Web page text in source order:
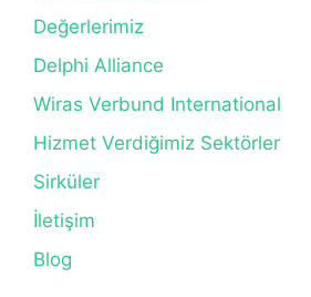
Değerlerimiz
Delphi Alliance
Wiras Verbund International
Hizmet Verdiğimiz Sektörler
Sirküler
İletişim
Blog